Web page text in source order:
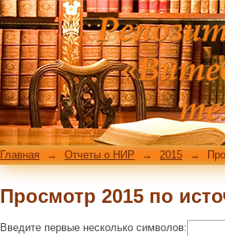
Просмотр 2015 по
Главная → Отчеты о НИР → 2015 →
Просмотр 2015 по
Введите первые несколько символов: